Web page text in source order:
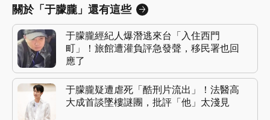
關於「于朦朧」還有這些
于朦朧經紀人爆潛逃來台「入住西門
町」！旅館遭灌負評急發聲，移民署也回
應了
于朦朧疑遭虐死「酷刑片流出」！法醫高
大成首談墜樓謎團，批評「他」太淺見